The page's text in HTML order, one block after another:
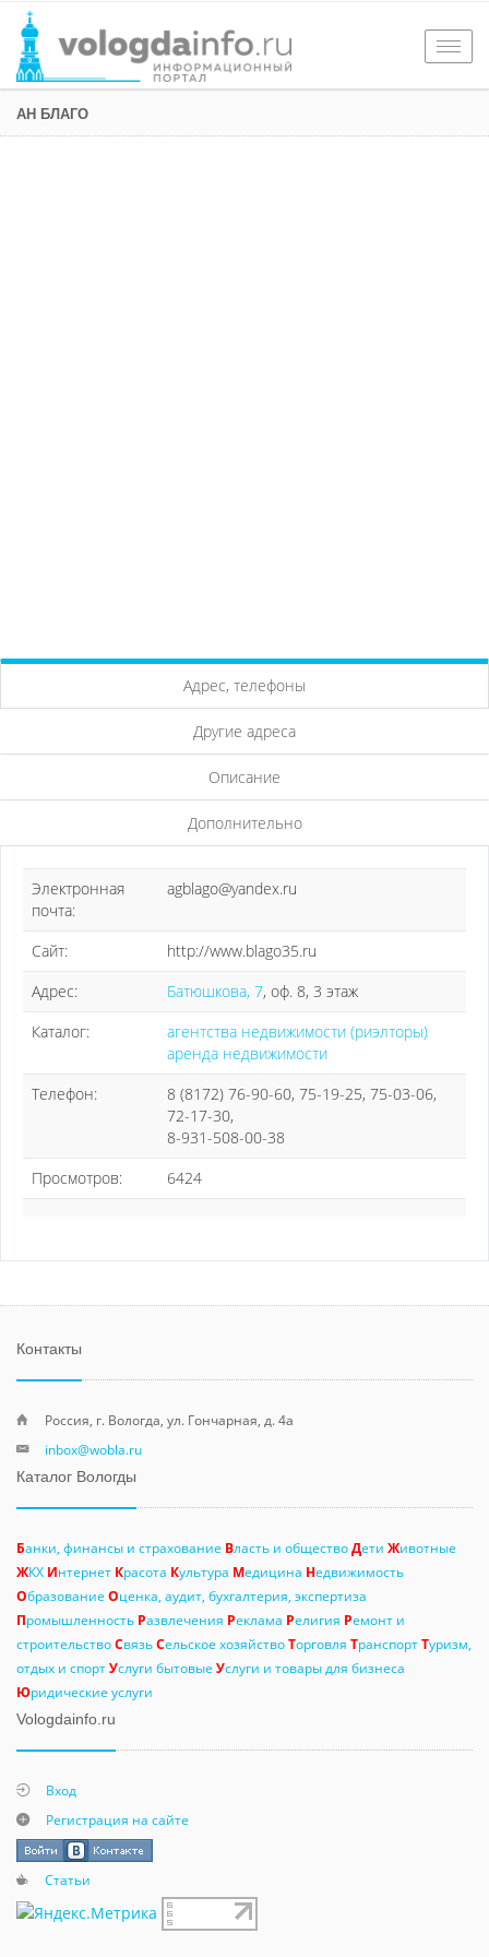
АН БЛАГО
Адрес, телефоны
Другие адреса
Описание
Дополнительно
Электронная
почта:
agblago@yandex.ru
Сайт:
http://www.blago35.ru
Адрес:
Батюшкова, 7, оф. 8, 3 этаж
Каталог:
агентства недвижимости (риэлторы)
аренда недвижимости
Телефон:
8 (8172) 76-90-60, 75-19-25, 75-03-06,
72-17-30,
8-931-508-00-38
Просмотров:
6424
Контакты
Россия, г. Вологда, ул. Гончарная, д. 4а
inbox@wobla.ru
Каталог Вологды
Банки, финансы и страхование Власть и обществоДети Животные
ЖКХ Интернет Красота Культура Медицина Недвижимость
Образование Оценка, аудит, бухгалтерия, экспертиза
Промышленность Развлечения Реклама Религия Ремонт и
строительствоСвязьСельское хозяйствоТорговля ТранспортТуризм,
отдых и спортУслуги бытовые Услуги и товары для бизнеса
Юридические услуги
Vologdainfo.ru
Вход
Регистрация на сайте
Статьи